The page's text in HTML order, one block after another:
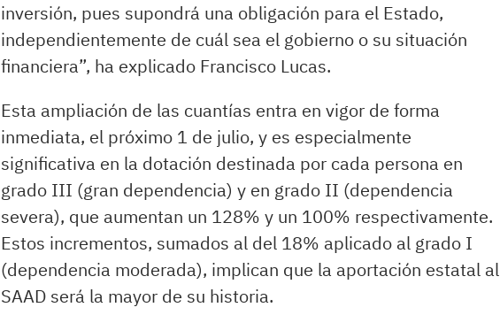
inversión, pues supondrá una obligación para el Estado,
independientemente de cuál sea el gobierno o su situación
financiera”, ha explicado Francisco Lucas.
Esta ampliación de las cuantías entra en vigor de forma
inmediata, el próximo 1 de julio, y es especialmente
significativa en la dotación destinada por cada persona en
grado III (gran dependencia) y en grado II (dependencia
severa), que aumentan un 128% y un 100% respectivamente.
Estos incrementos, sumados al del 18% aplicado al grado I
(dependencia moderada), implican que la aportación estatal al
SAAD será la mayor de su historia.